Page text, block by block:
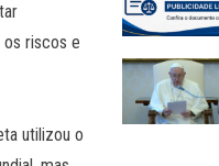
os riscos e
utilizou o